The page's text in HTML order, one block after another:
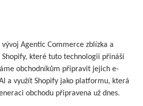
Agentic Commerce zblízka a
které tuto technologii přináší
obchodníkům připravit jejich e-
a využít Shopify jako platformu, která
obchodu připravena už dnes.